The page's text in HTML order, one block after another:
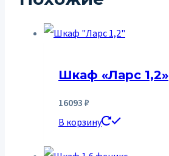
Шкаф «Ларс 1,2»
16093 ₽
В корзину